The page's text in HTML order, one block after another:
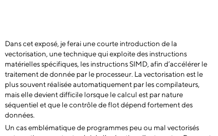
Dans cet exposé, je ferai une courte introduction de la
vectorisation, une technique qui exploite des instructions
matérielles spécifiques, les instructions SIMD, afin d’accélérer le
traitement de donnée par le processeur. La vectorisation est le
plus souvent réalisée automatiquement par les compilateurs,
mais elle devient difficile lorsque le calcul est par nature
séquentiel et que le contrôle de flot dépend fortement des
données.
Un cas emblématique de programmes peu ou mal vectorisés